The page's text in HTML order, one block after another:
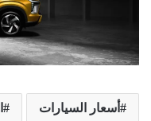
أسعار السيارات